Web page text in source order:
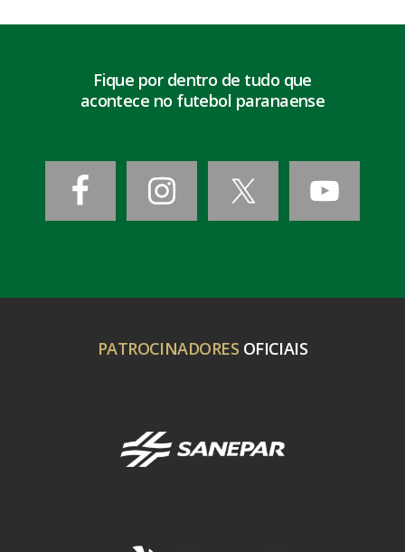
Fique por dentro de tudo que
acontece no futebol paranaense
PATROCINADORES OFICIAIS